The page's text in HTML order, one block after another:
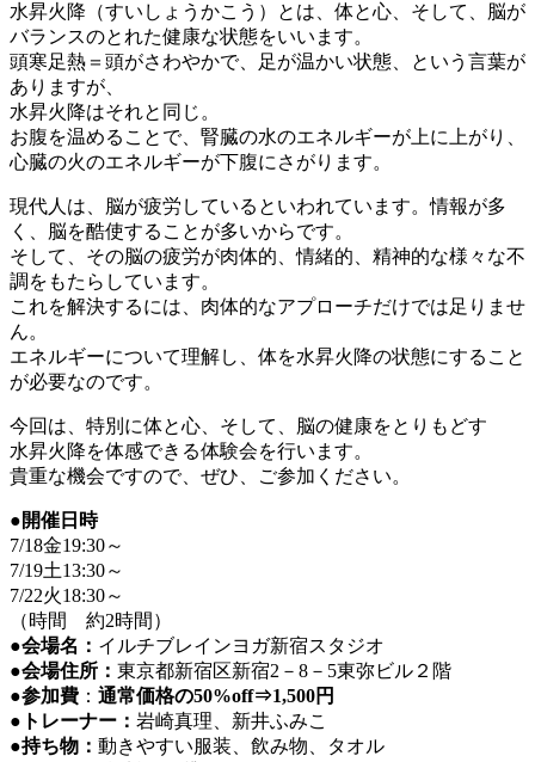
水昇火降（すいしょうかこう）とは、体と心、そして、脳が
バランスのとれた健康な状態をいいます。
頭寒足熱＝頭がさわやかで、足が温かい状態、という言葉が
ありますが、
水昇火降はそれと同じ。
お腹を温めることで、腎臓の水のエネルギーが上に上がり、
心臓の火のエネルギーが下腹にさがります。
現代人は、脳が疲労しているといわれています。情報が多
く、脳を酷使することが多いからです。
そして、その脳の疲労が肉体的、情緒的、精神的な様々な不
調をもたらしています。
これを解決するには、肉体的なアプローチだけでは足りませ
ん。
エネルギーについて理解し、体を水昇火降の状態にすること
が必要なのです。
今回は、特別に体と心、そして、脳の健康をとりもどす
水昇火降を体感できる体験会を行います。
貴重な機会ですので、ぜひ、ご参加ください。
●開催日時
7/18金19:30～
7/19土13:30～
7/22火18:30～
（時間 約2時間）
●会場名： イルチブレインヨガ新宿スタジオ
●会場住所： 東京都新宿区新宿2－8－5東弥ビル２階
●参加費 ： 通常価格の50%off⇒1,500円
●トレーナー： 岩崎真理、新井ふみこ
●持ち物： 動きやすい服装、飲み物、タオル